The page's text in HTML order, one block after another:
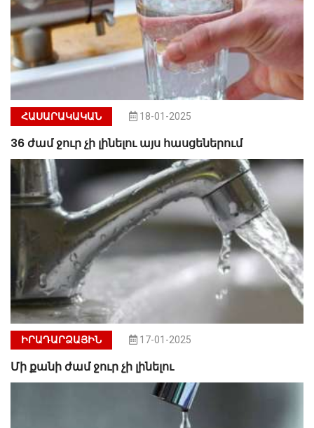
ՀԱՍԱՐԱԿԱԿԱՆ 18-01-2025
36 ժամ ջուր չի լինելու այս հասցեներում
ԻՐԱԴԱՐՁԱՅԻՆ 17-01-2025
Մի քանի ժամ ջուր չի լինելու